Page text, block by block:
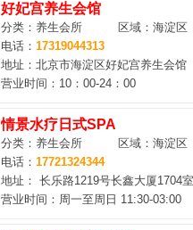
好妃宫养生会馆
分类：养生会所 区域：海淀区
电话： 17319044313
地址：北京市海淀区好妃宫养生会馆
营业时间：10：00-24：00
情景水疗日式SPA
分类：养生会所 区域：海淀区
电话： 17721324344
地址： 长乐路1219号长鑫大厦1704室
营业时间：周一至周日 11:30-03:00